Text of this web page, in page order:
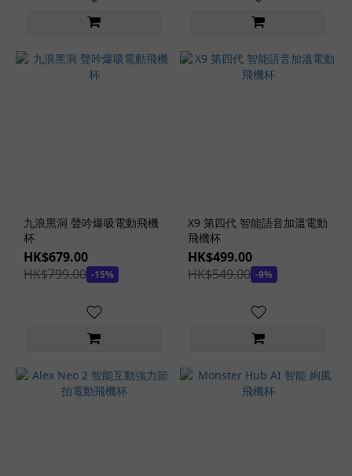
九浪黑洞 聲吟爆吸電動飛機
杯
HK$679.00
HK$799.00 -15%
X9 第四代 智能語音加溫電動
飛機杯
HK$499.00
HK$549.00 -9%